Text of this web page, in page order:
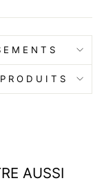
AUSSI